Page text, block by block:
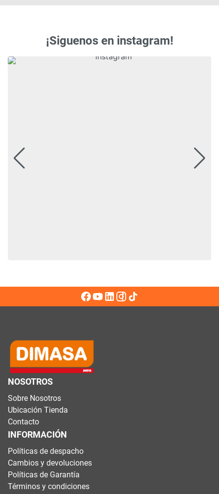
¡Siguenos en instagram!
NOSOTROS
Sobre Nosotros
Ubicación Tienda
Contacto
INFORMACIÓN
Políticas de despacho
Cambios y devoluciones
Políticas de Garantía
Términos y condiciones